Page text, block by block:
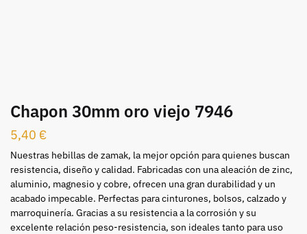
Chapon 30mm oro viejo 7946
5,40 €
Nuestras hebillas de zamak, la mejor opción para quienes buscan
resistencia, diseño y calidad. Fabricadas con una aleación de zinc,
aluminio, magnesio y cobre, ofrecen una gran durabilidad y un
acabado impecable. Perfectas para cinturones, bolsos, calzado y
marroquinería. Gracias a su resistencia a la corrosión y su
excelente relación peso-resistencia, son ideales tanto para uso